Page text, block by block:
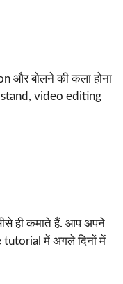
और बोलने की कला होना
stand, video editing
ही कमाते हैं. आप अपने
में अगले दिनों में